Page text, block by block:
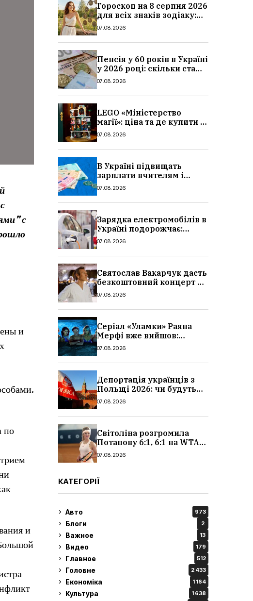
с
и
по
и
Гороскоп на 8 серпня 2026
для всіх знаків зодіаку:
кохання, гроші та справи
07.08.2026
Пенсія у 60 років в Україні
у 2026 році: скільки стажу
потрібно, умови, кому
07.08.2026
LEGO «Міністерство
магії»: ціна та де купити в
Україні
07.08.2026
В Україні підвищать
зарплати вчителям і
стипендії студентам з 1
суми, розмір
07.08.2026
Зарядка електромобілів в
Україні подорожчає:
причина і нові ціни з
07.08.2026
Святослав Вакарчук дасть
безкоштовний концерт у
Львові: дата і місце
07.08.2026
Серіал «Уламки» Раяна
Мерфі вже вийшов:
сюжет, актори та всі
07.08.2026
Депортація українців з
Польщі 2026: чи будуть
висилати українських
07.08.2026
Світоліна розгромила
Потапову 6:1, 6:1 на WTA
1000 у Торонто
07.08.2026
КАТЕГОРІЇ
Авто 973
Блоги 2
Важное 13
Видео 179
Главное 512
Головне 2 433
Економіка 1 164
Культура 1 638